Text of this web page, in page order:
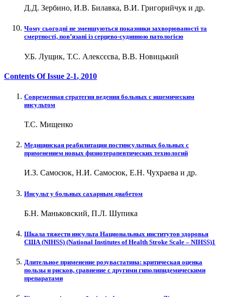
Д.Д. Зербино, И.В. Билавка, В.И. Григорийчук и др.
Чому сьогодні не зменшуються показники захворюваності та
смертності, пов’язані із серцево-судинною патологією
У.Б. Лущик, Т.С. Алексєєва, В.В. Новицький
Contents Of Issue 2-1, 2010
Современная стратегия ведения больных с ишемическим
инсультом
Т.С. Мищенко
Медицинская реабилитация постинсультных больных с
применением новых физиотерапевтических технологий
И.З. Самосюк, Н.И. Самосюк, Е.Н. Чухраева и др.
Инсульт у больных сахарным диабетом
Б.Н. Маньковский, П.Л. Шупика
Шкала тяжести инсульта Национальных институтов здоровья
CША (NIHSS) (National Institutes of Health Stroke Scale – NIHSS)1
Длительное применение розувастатина: критическая оценка
пользы и рисков, сравнение с другими гиполипидемическими
препаратами